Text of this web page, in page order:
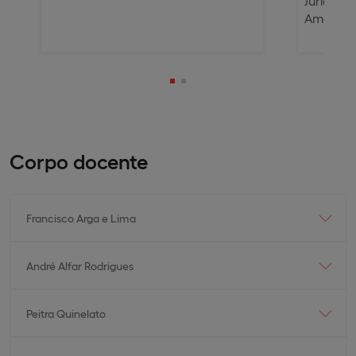
Corpo docente
Francisco Arga e Lima
André Alfar Rodrigues
Peitra Quinelato